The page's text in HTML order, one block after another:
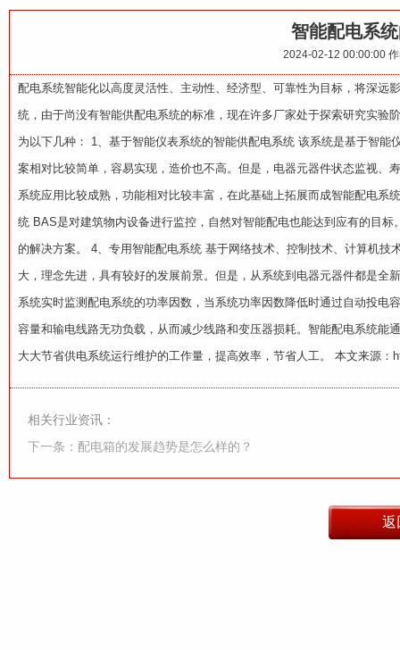
智能配电系
2024-02-12 00:00:00作
配电系统智能化以高度灵活性、主动性、经济型、可靠性为目标，将深
统，由于尚没有智能供配电系统的标准，现在许多厂家处于探索研究实
为以下几种： 1、基于智能仪表系统的智能供配电系统 该系统是基于智
案相对比较简单，容易实现，造价也不高。但是，电器元器件状态监视
系统应用比较成熟，功能相对比较丰富，在此基础上拓展而成智能配电
统 BAS是对建筑物内设备进行监控，自然对智能配电也能达到应有的目
的解决方案。 4、专用智能配电系统 基于网络技术、控制技术、计算机
大，理念先进，具有较好的发展前景。但是，从系统到电器元器件都是
系统实时监测配电系统的功率因数，当系统功率因数降低时通过自动投
容量和输电线路无功负载，从而减少线路和变压器损耗。智能配电系统
大大节省供电系统运行维护的工作量，提高效率，节省人工。 本文来源
相关行业资讯：
下一条：配电箱的发展趋势是怎么样的？